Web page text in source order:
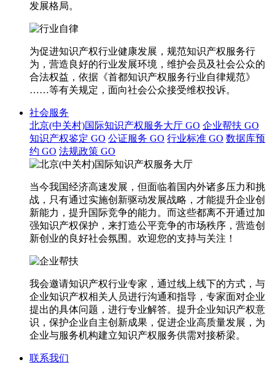
发展格局。
为促进知识产权行业健康发展，规范知识产权服务行
为，营造良好的行业发展环境，维护会员及社会公众的
合法权益，依据《首都知识产权服务行业自律规范》
……等有关规定，面向社会公众接受维权投诉。
社会服务
北京(中关村)国际知识产权服务大厅 GO 企业帮扶 GO
知识产权鉴定 GO 公证服务 GO 行业标准 GO 数据库预
约 GO 法规政策 GO
当今我国经济高速发展，但面临着国内外诸多压力和挑
战，只有通过实施创新驱动发展战略，才能提升企业创
新能力，提升国际竞争的能力。而这些都离不开通过加
强知识产权保护，来打造公平竞争的市场秩序，营造创
新创业的良好社会氛围。欢迎您的支持与关注！
我会邀请知识产权行业专家，通过线上线下的方式，与
企业知识产权相关人员进行沟通和指导，专家面对企业
提出的具体问题，进行专业解答。提升企业知识产权意
识，保护企业自主创新成果，促进企业高质量发展，为
企业与服务机构建立知识产权服务供需对接桥梁。
联系我们